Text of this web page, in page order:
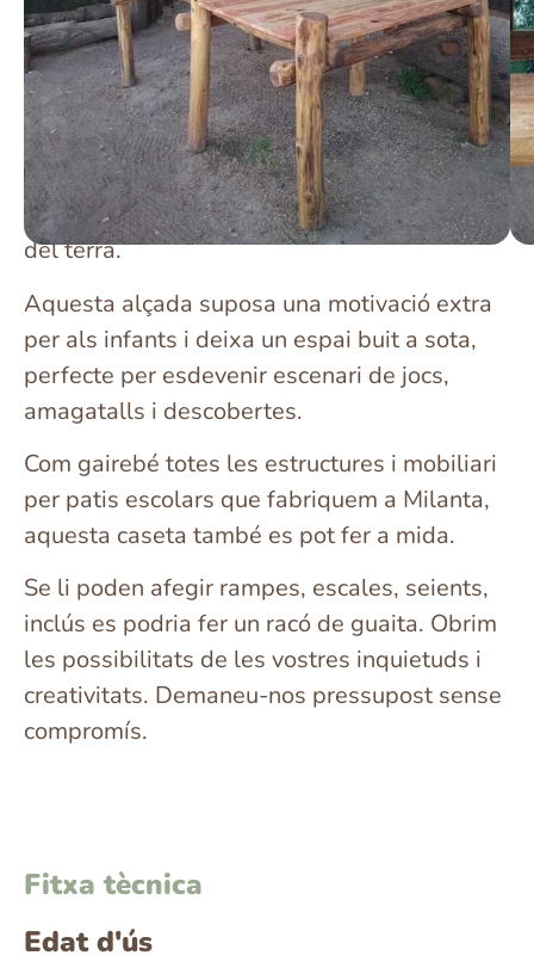
Proporcionen un espai de recolliment ideal
per desenvolupar el joc simbòlic.
Aquesta cabana de troncs amb forma de
palafit és ideal per integrar-la a un turó o un
talús, ja que l’estructura va “enterrada” i pot
anivellar-se fins a una alçada de 55 cm des
del terra.
Aquesta alçada suposa una motivació extra
per als infants i deixa un espai buit a sota,
perfecte per esdevenir escenari de jocs,
amagatalls i descobertes.
Com gairebé totes les estructures i mobiliari
per patis escolars que fabriquem a Milanta,
aquesta caseta també es pot fer a mida.
Se li poden afegir rampes, escales, seients,
inclús es podria fer un racó de guaita. Obrim
les possibilitats de les vostres inquietuds i
creativitats. Demaneu-nos pressupost sense
compromís.
Fitxa tècnica
Edat d'ús